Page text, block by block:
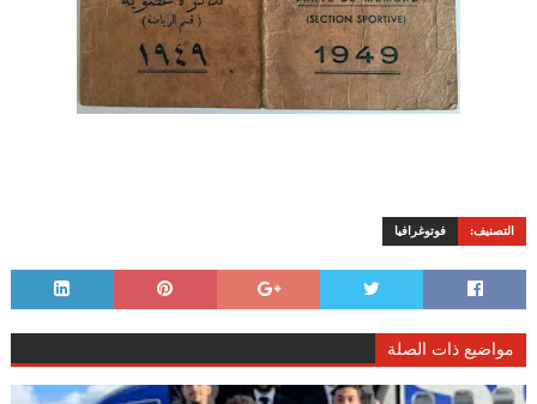
التصنيف: فوتوغرافيا
مواضيع ذات الصلة